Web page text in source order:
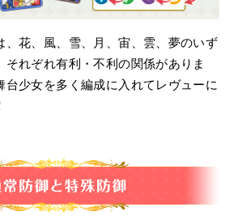
、花、風、雪、月、宙、雲、夢のいず
それぞれ有利・不利の関係がありま
台少女を多く編成に入れてレヴューに